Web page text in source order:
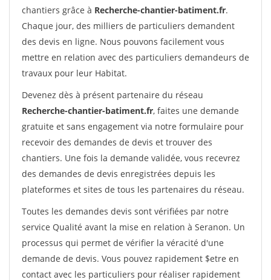
chantiers grâce à Recherche-chantier-batiment.fr.
Chaque jour, des milliers de particuliers demandent
des devis en ligne. Nous pouvons facilement vous
mettre en relation avec des particuliers demandeurs de
travaux pour leur Habitat.
Devenez dès à présent partenaire du réseau
Recherche-chantier-batiment.fr, faites une demande
gratuite et sans engagement via notre formulaire pour
recevoir des demandes de devis et trouver des
chantiers. Une fois la demande validée, vous recevrez
des demandes de devis enregistrées depuis les
plateformes et sites de tous les partenaires du réseau.
Toutes les demandes devis sont vérifiées par notre
service Qualité avant la mise en relation à Seranon. Un
processus qui permet de vérifier la véracité d'une
demande de devis. Vous pouvez rapidement $etre en
contact avec les particuliers pour réaliser rapidement